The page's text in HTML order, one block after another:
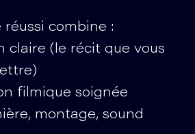
combine :
claire (le récit que vous
filmique soignée
montage, sound